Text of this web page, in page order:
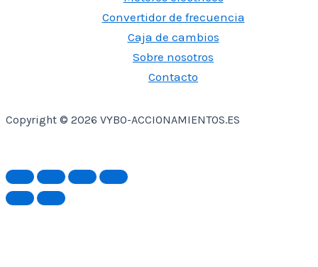
Convertidor de frecuencia
Caja de cambios
Sobre nosotros
Contacto
Copyright © 2026 VYBO-ACCIONAMIENTOS.ES